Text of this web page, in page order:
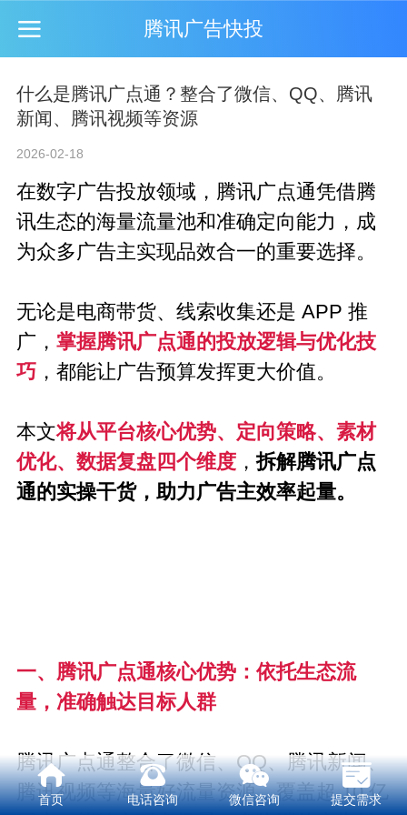
腾讯广告快投
什么是腾讯广点通？整合了微信、QQ、腾讯
新闻、腾讯视频等资源
2026-02-18
在数字广告投放领域， 腾讯广点通凭借腾
讯生态的海量流量池和准确定向能力，成
为众多广告主实现品效合一的重要选择。
无论是电商带货、线索收集还是 APP 推
广，掌握腾讯广点通的投放逻辑与优化技
巧 ，都能让广告预算发挥更大价值。
本文将从平台核心优势、定向策略、素材
优化、数据复盘四个维度 ，拆解腾讯广点
通的实操干货，助力广告主效率起量。
一、腾讯广点通核心优势：依托生态流
量，准确触达目标人群
腾讯广点通整合了微信、QQ、腾讯新闻、
腾讯视频等海量好流量资源，覆盖超 10 亿
首页 电话咨询 微信咨询 提交需求